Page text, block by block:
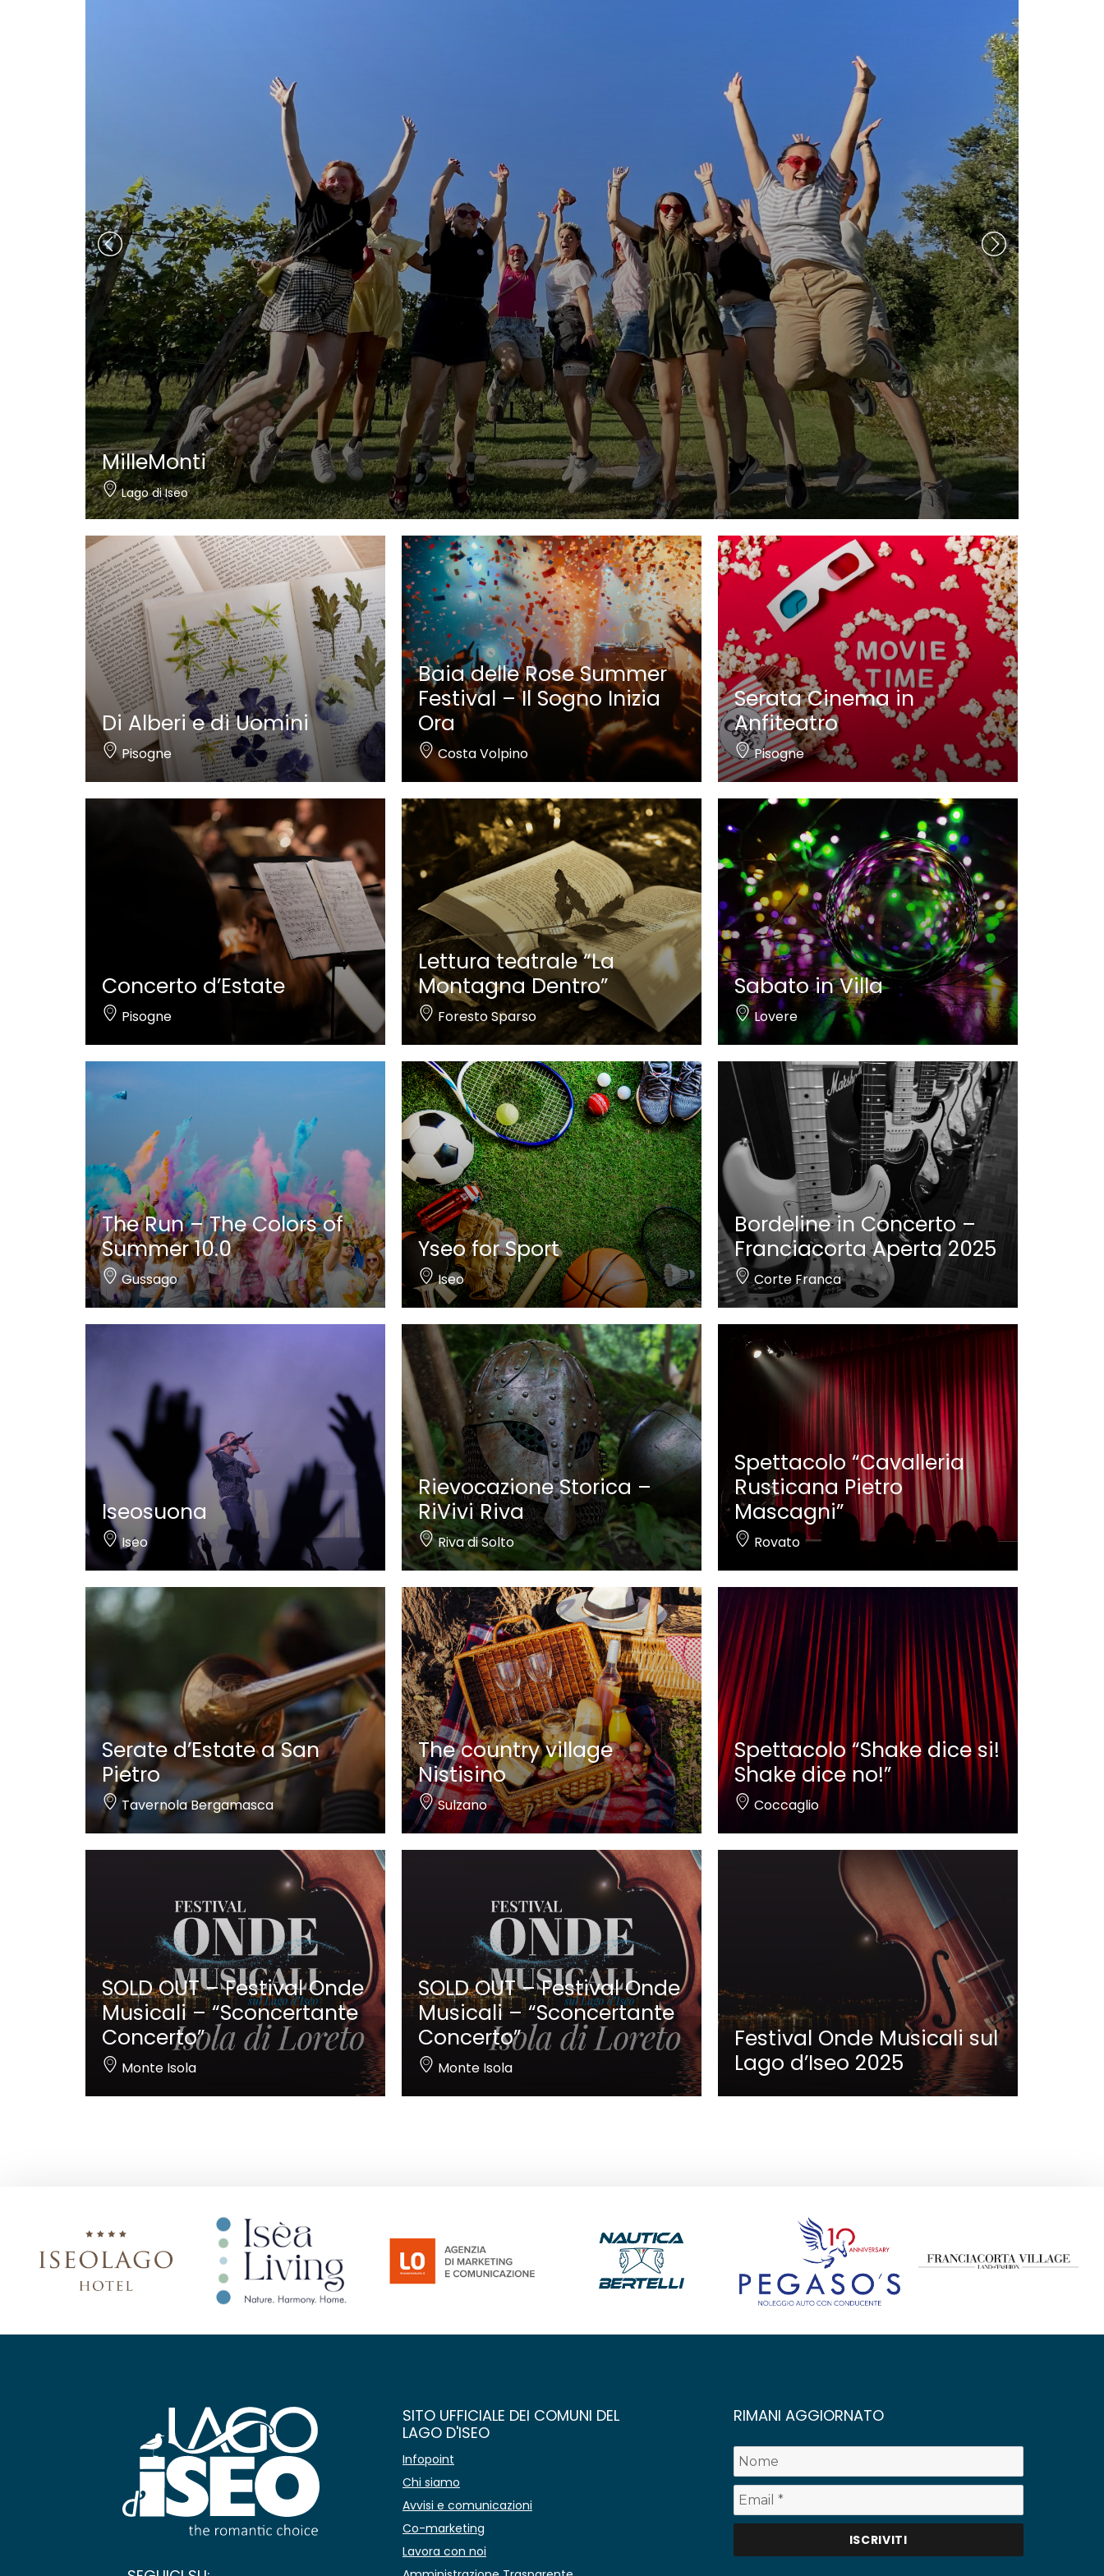
Nautica Bertelli
Paratico
Di Alberi e di Uomini
Pisogne
Baia delle Rose Summer
Festival – Il Sogno Inizia
Ora
Costa Volpino
Serata Cinema in
Anfiteatro
Pisogne
Concerto d’Estate
Pisogne
Lettura teatrale “La
Montagna Dentro”
Foresto Sparso
Sabato in Villa
Lovere
The Run – The Colors of
Summer 10.0
Gussago
Yseo for Sport
Iseo
Bordeline in Concerto –
Franciacorta Aperta 2025
Corte Franca
Iseosuona
Iseo
Rievocazione Storica –
RiVivi Riva
Riva di Solto
Spettacolo “Cavalleria
Rusticana Pietro
Mascagni”
Rovato
Serate d’Estate a San
Pietro
Tavernola Bergamasca
The country village
Nistisino
Sulzano
Spettacolo “Shake dice si!
Shake dice no!”
Coccaglio
SOLD OUT – Festival Onde
Musicali – “Sconcertante
Concerto”
Monte Isola
SOLD OUT – Festival Onde
Musicali – “Sconcertante
Concerto”
Monte Isola
Festival Onde Musicali sul
Lago d’Iseo 2025
SITO UFFICIALE DEI COMUNI DEL
LAGO D'ISEO
Infopoint
Chi siamo
Avvisi e comunicazioni
Co-marketing
Lavora con noi
RIMANI AGGIORNATO